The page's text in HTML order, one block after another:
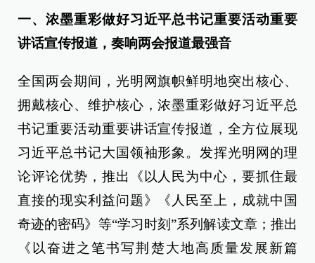
一、浓墨重彩做好习近平总书记重要活动重要
讲话宣传报道，奏响两会报道最强音
全国两会期间，光明网旗帜鲜明地突出核心、
拥戴核心、维护核心，浓墨重彩做好习近平总
书记重要活动重要讲话宣传报道，全方位展现
习近平总书记大国领袖形象。发挥光明网的理
论评论优势，推出《以人民为中心，要抓住最
直接的现实利益问题》《人民至上，成就中国
奇迹的密码》等“学习时刻”系列解读文章；推出
《以奋进之笔书写荆楚大地高质量发展新篇